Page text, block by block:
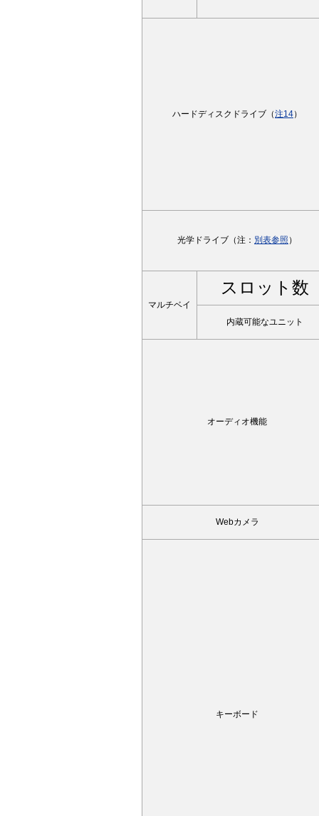
ハードディスクドライブ（注14）
光学ドライブ（注： 別表参照 ）
マルチベイ
スロット数
内蔵可能なユニット
オーディオ機能
Webカメラ
キーボード